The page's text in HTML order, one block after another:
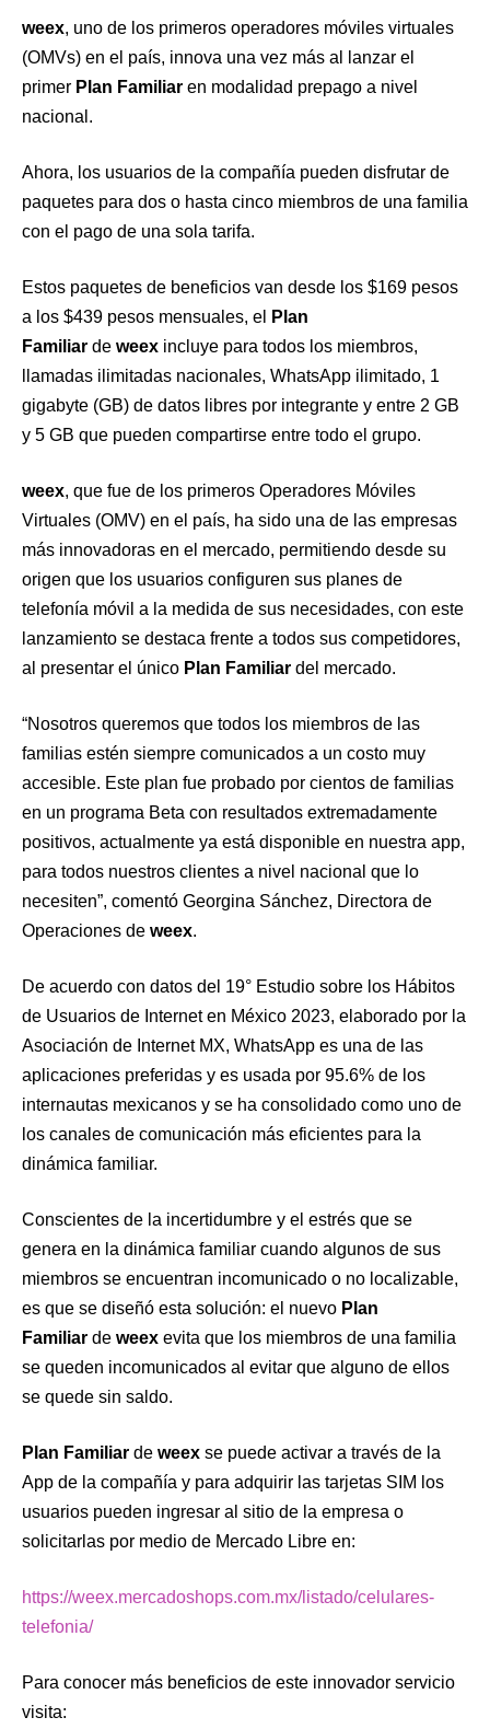
weex, uno de los primeros operadores móviles virtuales
(OMVs) en el país, innova una vez más al lanzar el
primer Plan Familiar en modalidad prepago a nivel
nacional.
Ahora, los usuarios de la compañía pueden disfrutar de
paquetes para dos o hasta cinco miembros de una familia
con el pago de una sola tarifa.
Estos paquetes de beneficios van desde los $169 pesos
a los $439 pesos mensuales, el
Plan
Familiar de weex incluye para todos los miembros,
llamadas ilimitadas nacionales, WhatsApp ilimitado, 1
gigabyte (GB) de datos libres por integrante y entre 2 GB
y 5 GB que pueden compartirse entre todo el grupo.
weex, que fue de los primeros Operadores Móviles
Virtuales (OMV) en el país, ha sido una de las empresas
más innovadoras en el mercado, permitiendo desde su
origen que los usuarios configuren sus planes de
telefonía móvil a la medida de sus necesidades, con este
lanzamiento se destaca frente a todos sus competidores,
al presentar el único Plan Familiar del mercado.
“Nosotros queremos que todos los miembros de las
familias estén siempre comunicados a un costo muy
accesible. Este plan fue probado por cientos de familias
en un programa Beta con resultados extremadamente
positivos, actualmente ya está disponible en nuestra app,
para todos nuestros clientes a nivel nacional que lo
necesiten”, comentó Georgina Sánchez, Directora de
Operaciones de weex.
De acuerdo con datos del 19° Estudio sobre los Hábitos
de Usuarios de Internet en México 2023, elaborado por la
Asociación de Internet MX, WhatsApp es una de las
aplicaciones preferidas y es usada por 95.6% de los
internautas mexicanos y se ha consolidado como uno de
los canales de comunicación más eficientes para la
dinámica familiar.
Conscientes de la incertidumbre y el estrés que se
genera en la dinámica familiar cuando algunos de sus
miembros se encuentran incomunicado o no localizable,
es que se diseñó esta solución: el nuevo Plan
Familiar de weex evita que los miembros de una familia
se queden incomunicados al evitar que alguno de ellos
se quede sin saldo.
Plan Familiar de weex se puede activar a través de la
App de la compañía y para adquirir las tarjetas SIM los
usuarios pueden ingresar al sitio de la empresa o
solicitarlas por medio de Mercado Libre en:
https://weex.mercadoshops.com.mx/listado/celulares-
telefonia/
Para conocer más beneficios de este innovador servicio
visita: